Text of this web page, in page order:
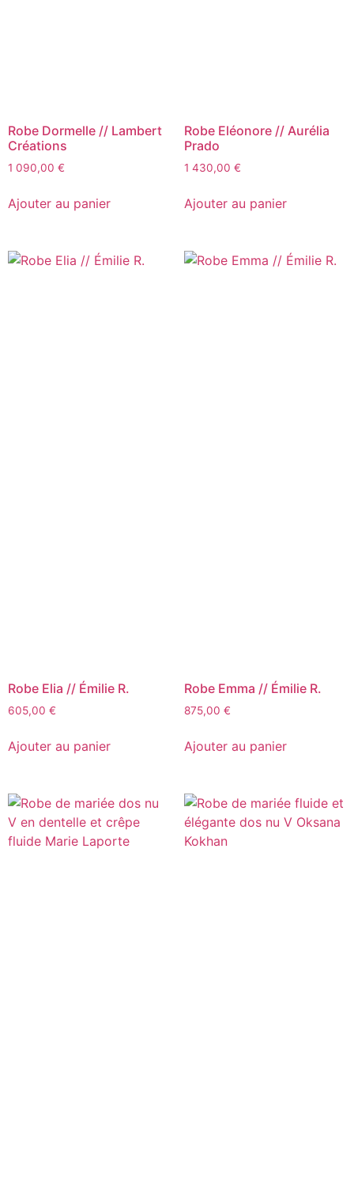
Robe Dormelle // Lambert
Créations
1 090,00 €
Ajouter au panier
Robe Eléonore // Aurélia
Prado
1 430,00 €
Ajouter au panier
Robe Elia // Émilie R.
605,00 €
Ajouter au panier
Robe Emma // Émilie R.
875,00 €
Ajouter au panier